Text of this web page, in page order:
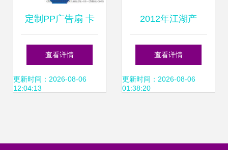
定制PP广告扇 卡
通O型柄与铆钉柄
塑料扇的流水线解
查看详情
更新时间：2026-08-06
12:04:13
2012年江湖产
品“养生戒烟杯” 市
场热潮与营销解析
查看详情
更新时间：2026-08-06
01:38:20